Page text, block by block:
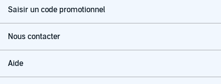
Saisir un code promotionnel
Nous contacter
Aide